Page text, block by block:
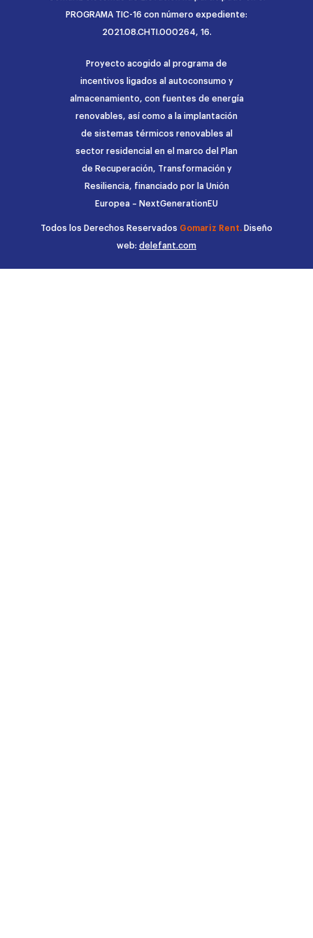
PROGRAMA TIC-16 con número expediente:
2021.08.CHTI.000264, 16.
Proyecto acogido al programa de
incentivos ligados al autoconsumo y
almacenamiento, con fuentes de energía
renovables, así como a la implantación
de sistemas térmicos renovables al
sector residencial en el marco del Plan
de Recuperación, Transformación y
Resiliencia, financiado por la Unión
Europea – NextGenerationEU
Todos los Derechos Reservados Gomariz Rent. Diseño
web: delefant.com